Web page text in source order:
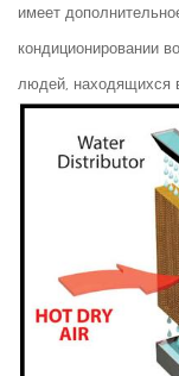
имеет
кондиционировании
людей, находящихся